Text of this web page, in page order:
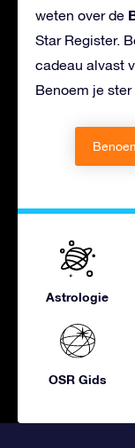
weten over de
Star Register.
cadeau alvast
Benoem je
Astrologie
OSR Gids